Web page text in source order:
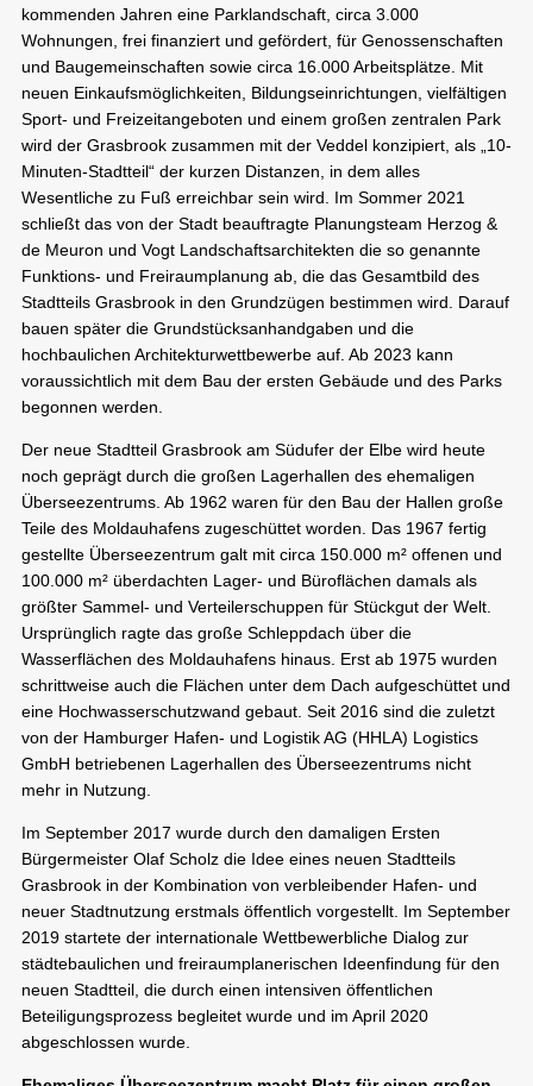
kommenden Jahren eine Parklandschaft, circa 3.000
Wohnungen, frei finanziert und gefördert, für Genossenschaften
und Baugemeinschaften sowie circa 16.000 Arbeitsplätze. Mit
neuen Einkaufsmöglichkeiten, Bildungseinrichtungen, vielfältigen
Sport- und Freizeitangeboten und einem großen zentralen Park
wird der Grasbrook zusammen mit der Veddel konzipiert, als „10-
Minuten-Stadtteil“ der kurzen Distanzen, in dem alles
Wesentliche zu Fuß erreichbar sein wird. Im Sommer 2021
schließt das von der Stadt beauftragte Planungsteam Herzog &
de Meuron und Vogt Landschaftsarchitekten die so genannte
Funktions- und Freiraumplanung ab, die das Gesamtbild des
Stadtteils Grasbrook in den Grundzügen bestimmen wird. Darauf
bauen später die Grundstücksanhandgaben und die
hochbaulichen Architekturwettbewerbe auf. Ab 2023 kann
voraussichtlich mit dem Bau der ersten Gebäude und des Parks
begonnen werden.
Der neue Stadtteil Grasbrook am Südufer der Elbe wird heute
noch geprägt durch die großen Lagerhallen des ehemaligen
Überseezentrums. Ab 1962 waren für den Bau der Hallen große
Teile des Moldauhafens zugeschüttet worden. Das 1967 fertig
gestellte Überseezentrum galt mit circa 150.000 m² offenen und
100.000 m² überdachten Lager- und Büroflächen damals als
größter Sammel- und Verteilerschuppen für Stückgut der Welt.
Ursprünglich ragte das große Schleppdach über die
Wasserflächen des Moldauhafens hinaus. Erst ab 1975 wurden
schrittweise auch die Flächen unter dem Dach aufgeschüttet und
eine Hochwasserschutzwand gebaut. Seit 2016 sind die zuletzt
von der Hamburger Hafen- und Logistik AG (HHLA) Logistics
GmbH betriebenen Lagerhallen des Überseezentrums nicht
mehr in Nutzung.
Im September 2017 wurde durch den damaligen Ersten
Bürgermeister Olaf Scholz die Idee eines neuen Stadtteils
Grasbrook in der Kombination von verbleibender Hafen- und
neuer Stadtnutzung erstmals öffentlich vorgestellt. Im September
2019 startete der internationale Wettbewerbliche Dialog zur
städtebaulichen und freiraumplanerischen Ideenfindung für den
neuen Stadtteil, die durch einen intensiven öffentlichen
Beteiligungsprozess begleitet wurde und im April 2020
abgeschlossen wurde.